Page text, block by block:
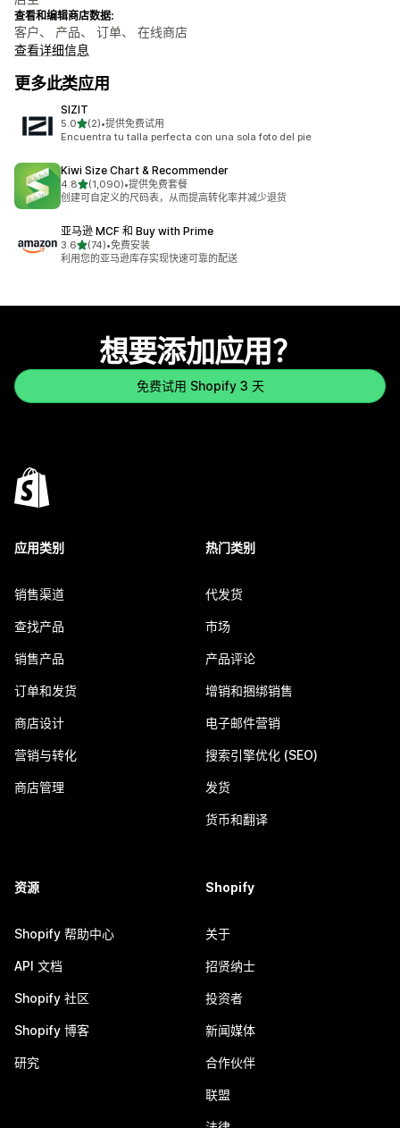
查看和编辑商店数据:
客户、 产品、 订单、 在线商店
查看详细信息
更多此类应用
SIZIT
5.0星（满分 5 星）
(2)
总共 2 条评论
•提供免费试用
Encuentra tu talla perfecta con una sola foto del pie
Kiwi Size Chart & Recommender
4.8星（满分 5 星）
(1,090)
总共 1090 条评论
•提供免费套餐
创建可自定义的尺码表，从而提高转化率并减少退货
亚马逊 MCF 和 Buy with Prime
3.6星（满分 5 星）
(74)
总共 74 条评论
•免费安装
利用您的亚马逊库存实现快速可靠的配送
想要添加应用？
免费试用 Shopify 3 天
应用类别
销售渠道
查找产品
销售产品
订单和发货
商店设计
营销与转化
商店管理
热门类别
代发货
市场
产品评论
增销和捆绑销售
电子邮件营销
搜索引擎优化 (SEO)
发货
货币和翻译
资源
Shopify 帮助中心
API 文档
Shopify 社区
Shopify 博客
研究
Shopify
关于
招贤纳士
投资者
新闻媒体
合作伙伴
联盟